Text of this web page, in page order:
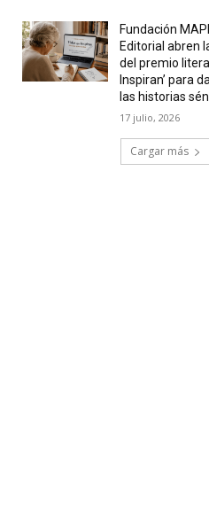
Fundación
Editorial abren
del premio
Inspiran’ para
las historias
17 julio, 2026
Cargar más